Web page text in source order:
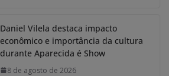
Daniel Vilela destaca impacto
econômico e importância da cultura
durante Aparecida é Show
8 de agosto de 2026